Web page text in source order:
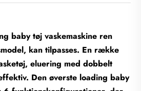
baby tøj vaskemaskine ren
kan tilpasses. En række
eluering med dobbelt
Den øverste loading baby